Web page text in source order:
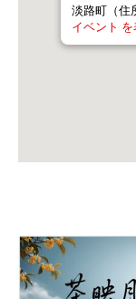
淡路町（住
イベント